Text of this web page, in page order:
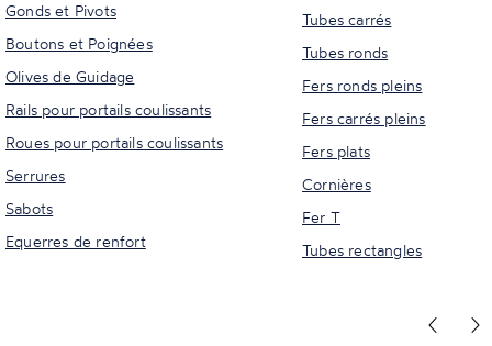
Gonds et Pivots
Boutons et Poignées
Olives de Guidage
Rails pour portails coulissants
Roues pour portails coulissants
Serrures
Sabots
Equerres de renfort
Tubes carrés
Tubes ronds
Fers ronds pleins
Fers carrés pleins
Fers plats
Cornières
Fer T
Tubes rectangles